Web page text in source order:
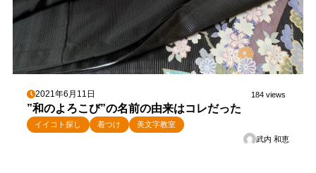
2021年6月11日 184 views
”和のよろこび”の名前の由来はコレだった
イイコト探し 着つけ
美文字教室
武内 和恵